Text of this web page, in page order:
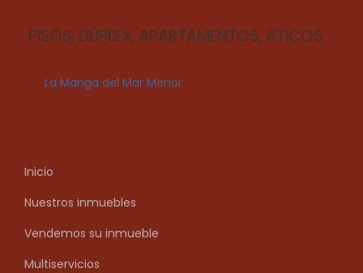
PISOS, DÚPLEX, APARTAMENTOS, ÁTICOS
La Manga del Mar Menor
Inicio
Nuestros inmuebles
Vendemos su inmueble
Multiservicios